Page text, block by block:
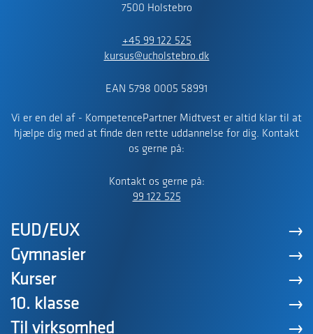
7500 Holstebro
+45 99 122 525
kursus@ucholstebro.dk
EAN 5798 0005 58991
Vi er en del af - KompetencePartner Midtvest er altid klar til at
hjælpe dig med at finde den rette uddannelse for dig. Kontakt
os gerne på:
Kontakt os gerne på:
99 122 525
EUD/EUX
Gymnasier
Kurser
10. klasse
Til virksomhed